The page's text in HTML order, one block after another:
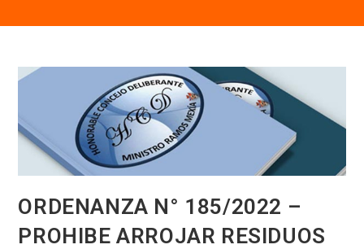
ORDENANZA N° 185/2022 –
PROHIBE ARROJAR RESIDUOS